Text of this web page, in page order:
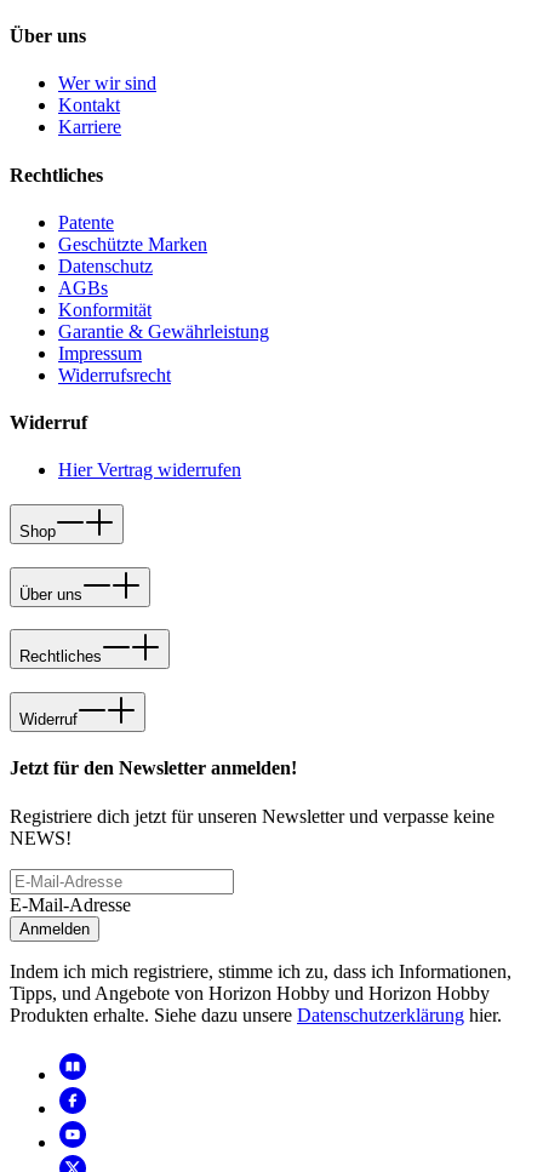
Über uns
Wer wir sind
Kontakt
Karriere
Rechtliches
Patente
Geschützte Marken
Datenschutz
AGBs
Konformität
Garantie & Gewährleistung
Impressum
Widerrufsrecht
Widerruf
Hier Vertrag widerrufen
Shop
Über uns
Rechtliches
Widerruf
Jetzt für den Newsletter anmelden!
Registriere dich jetzt für unseren Newsletter und verpasse keine
NEWS!
E-Mail-Adresse
Anmelden
Indem ich mich registriere, stimme ich zu, dass ich Informationen,
Tipps, und Angebote von Horizon Hobby und Horizon Hobby
Produkten erhalte. Siehe dazu unsere Datenschutzerklärung hier.